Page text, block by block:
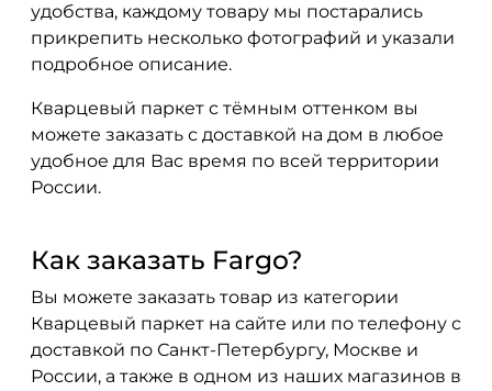
удобства, каждому товару мы постарались
прикрепить несколько фотографий и указали
подробное описание.
Кварцевый паркет с тёмным оттенком вы
можете заказать с доставкой на дом в любое
удобное для Вас время по всей территории
России.
Как заказать Fargo?
Вы можете заказать товар из категории
Кварцевый паркет на сайте или по телефону с
доставкой по Санкт-Петербургу, Москве и
России, а также в одном из наших магазинов в